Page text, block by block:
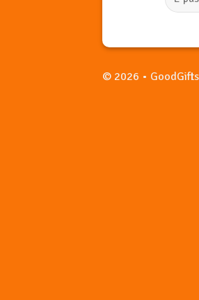
© 2026 • GoodGifts